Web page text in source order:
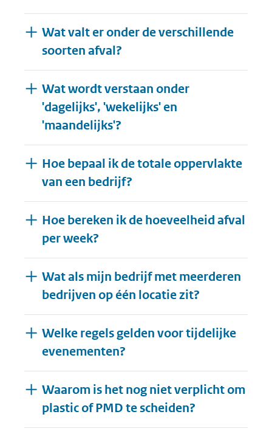
Wat valt er onder de verschillende
soorten afval?
Wat wordt verstaan onder
'dagelijks', 'wekelijks' en
'maandelijks'?
Hoe bepaal ik de totale oppervlakte
van een bedrijf?
Hoe bereken ik de hoeveelheid afval
per week?
Wat als mijn bedrijf met meerderen
bedrijven op één locatie zit?
Welke regels gelden voor tijdelijke
evenementen?
Waarom is het nog niet verplicht om
plastic of PMD te scheiden?